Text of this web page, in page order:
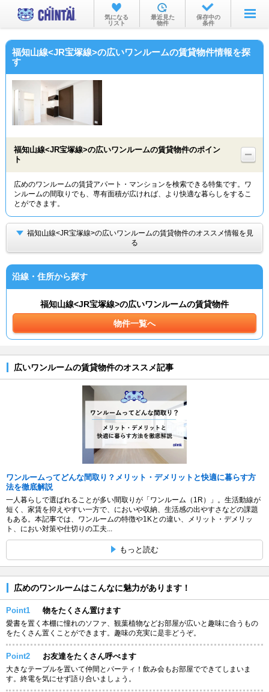
お部屋を探す
沿線・駅から
不動産会社から
気になる
リスト
最近見た
物件
保存中の
条件
福知山線<JR宝塚線>の広いワンルームの賃貸物件情報を探
す
福知山線<JR宝塚線>の広いワンルームの賃貸物件のポイン
ト
広めのワンルームの賃貸アパート・マンションを検索できる特集です。ワ
ンルームの間取りでも、専有面積が広ければ、より快適な暮らしをするこ
とができます。
福知山線<JR宝塚線>の広いワンルームの賃貸物件のオススメ情報を見
る
沿線・住所から探す
福知山線<JR宝塚線>の広いワンルームの賃貸物件
物件一覧へ
広いワンルームの賃貸物件のオススメ記事
ワンルームってどんな間取り？メリット・デメリットと快適に暮らす方
法を徹底解説
一人暮らしで選ばれることが多い間取りが「ワンルーム（1R）」。生活動線が
短く、家賃を抑えやすい一方で、においや収納、生活感の出やすさなどの課題
もある。本記事では、ワンルームの特徴や1Kとの違い、メリット・デメリッ
ト、におい対策や仕切りの工夫...
もっと読む
広めのワンルームはこんなに魅力があります！
Point1 物をたくさん置けます
愛書を置く本棚に憧れのソファ、観葉植物などお部屋が広いと趣味に合うもの
をたくさん置くことができます。趣味の充実に是非どうぞ。
Point2 お友達をたくさん呼べます
大きなテーブルを置いて仲間とパーティ！飲み会もお部屋でできてしまいま
す。終電を気にせず語り合いましょう。